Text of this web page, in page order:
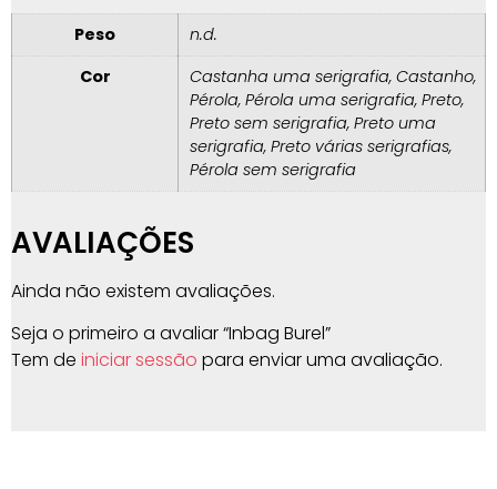
Peso
n.d.
Cor
Castanha uma serigrafia, Castanho,
Pérola, Pérola uma serigrafia, Preto,
Preto sem serigrafia, Preto uma
serigrafia, Preto várias serigrafias,
Pérola sem serigrafia
AVALIAÇÕES
Ainda não existem avaliações.
Seja o primeiro a avaliar “Inbag Burel”
Tem de iniciar sessão para enviar uma avaliação.